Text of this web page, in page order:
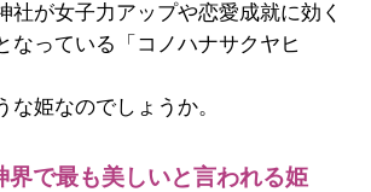
社が女子力アップや恋愛成就に効く
なっている「コノハナサクヤヒ
な姫なのでしょうか。
界で最も美しいと言われる姫